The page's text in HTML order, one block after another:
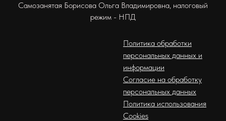
Самозанятая Борисова Ольга Владимировна, налоговый
режим - НПД
Политика обработки
персональных данных и
информации
Согласие на обработку
персональных данных
Политика использования
Cookies